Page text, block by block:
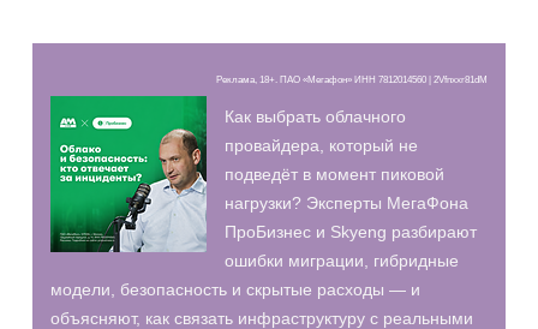
Реклама, 18+. ПАО «Мегафон» ИНН 7812014560 | 2Vfnxxr81dM
Как выбрать облачного
провайдера, который не
подведёт в момент пиковой
нагрузки? Эксперты МегаФона
ПроБизнес и Skyeng разбирают
ошибки миграции, гибридные
модели, безопасность и скрытые расходы — и
объясняют, как связать инфраструктуру с реальными